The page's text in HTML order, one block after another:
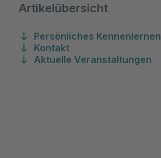
Artikelübersicht
Persönliches Kennenlernen
Kontakt
Aktuelle Veranstaltungen